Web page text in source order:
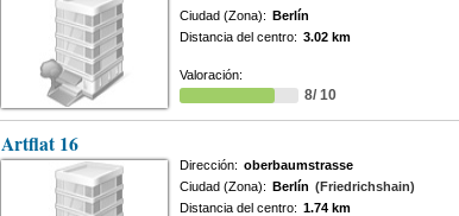
Ciudad (Zona): Berlín
Distancia del centro: 3.02 km
Valoración:
8/ 10
Artflat 16
Dirección: oberbaumstrasse
Ciudad (Zona): Berlín (Friedrichshain)
Distancia del centro: 1.74 km